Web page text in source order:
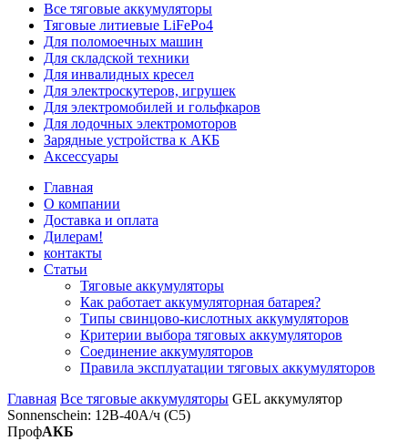
Все тяговые аккумуляторы
Тяговые литиевые LiFePo4
Для поломоечных машин
Для складской техники
Для инвалидных кресел
Для электроскутеров, игрушек
Для электромобилей и гольфкаров
Для лодочных электромоторов
Зарядные устройства к АКБ
Аксессуары
Главная
О компании
Доставка и оплата
Дилерам!
контакты
Статьи
Тяговые аккумуляторы
Как работает аккумуляторная батарея?
Типы свинцово-кислотных аккумуляторов
Критерии выбора тяговых аккумуляторов
Соединение аккумуляторов
Правила эксплуатации тяговых аккумуляторов
Главная Все тяговые аккумуляторы GEL аккумулятор
Sonnenschein: 12В-40А/ч (С5)
ПрофАКБ